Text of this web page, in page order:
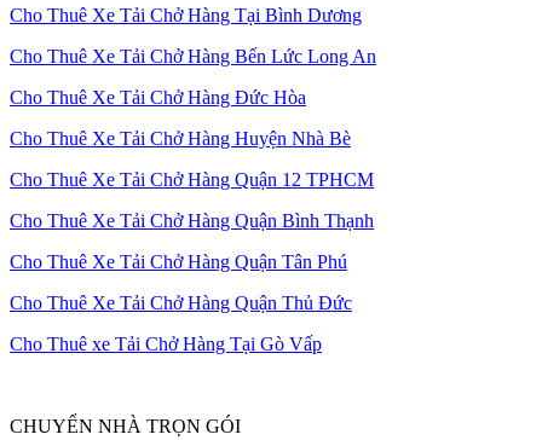
Cho Thuê Xe Tải Chở Hàng Tại Bình Dương
Cho Thuê Xe Tải Chở Hàng Bến Lức Long An
Cho Thuê Xe Tải Chở Hàng Đức Hòa
Cho Thuê Xe Tải Chở Hàng Huyện Nhà Bè
Cho Thuê Xe Tải Chở Hàng Quận 12 TPHCM
Cho Thuê Xe Tải Chở Hàng Quận Bình Thạnh
Cho Thuê Xe Tải Chở Hàng Quận Tân Phú
Cho Thuê Xe Tải Chở Hàng Quận Thủ Đức
Cho Thuê xe Tải Chở Hàng Tại Gò Vấp
CHUYỂN NHÀ TRỌN GÓI